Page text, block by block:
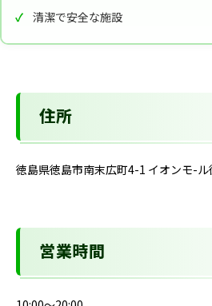
清潔で安全な施設
住所
徳島県徳島市南末広町4-1 イオンモ-ル
営業時間